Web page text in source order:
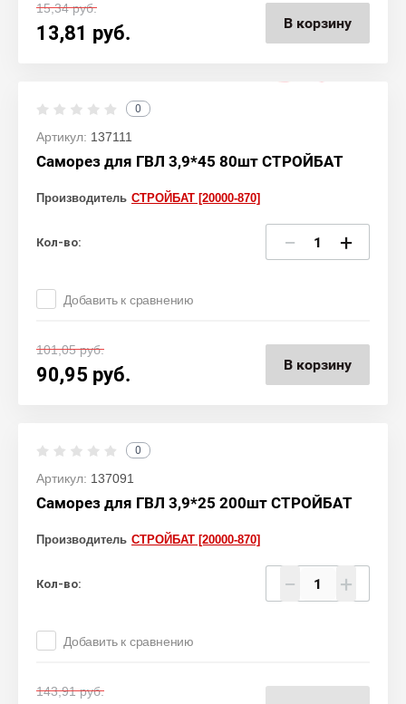
15,34руб.
13,81 руб. В корзину
0
Артикул: 137111
Саморез для ГВЛ 3,9*45 80шт СТРОЙБАТ
Производитель СТРОЙБАТ [20000-870]
Кол-во: − +
Добавить к сравнению
101,05руб.
90,95 руб. В корзину
0
Артикул: 137091
Саморез для ГВЛ 3,9*25 200шт СТРОЙБАТ
Производитель СТРОЙБАТ [20000-870]
Кол-во: − +
Добавить к сравнению
143,91руб.